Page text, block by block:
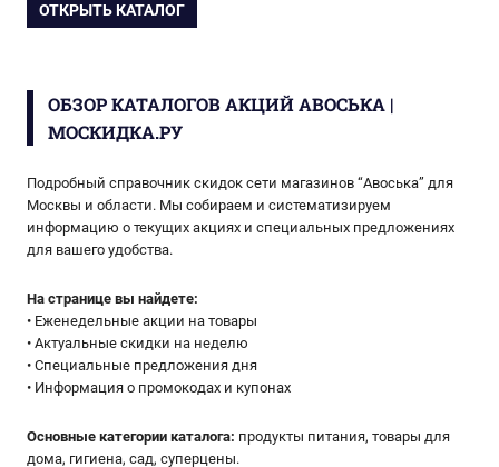
ОТКРЫТЬ КАТАЛОГ
ОБЗОР КАТАЛОГОВ АКЦИЙ АВОСЬКА |
МОСКИДКА.РУ
Подробный справочник скидок сети магазинов “Авоська” для
Москвы и области. Мы собираем и систематизируем
информацию о текущих акциях и специальных предложениях
для вашего удобства.
На странице вы найдете:
• Еженедельные акции на товары
• Актуальные скидки на неделю
• Специальные предложения дня
• Информация о промокодах и купонах
Основные категории каталога: продукты питания, товары для
дома, гигиена, сад, суперцены.